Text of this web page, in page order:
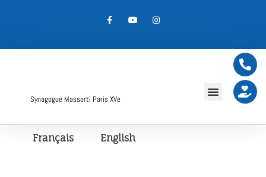
Synagogue Massorti Paris XVe
Français English